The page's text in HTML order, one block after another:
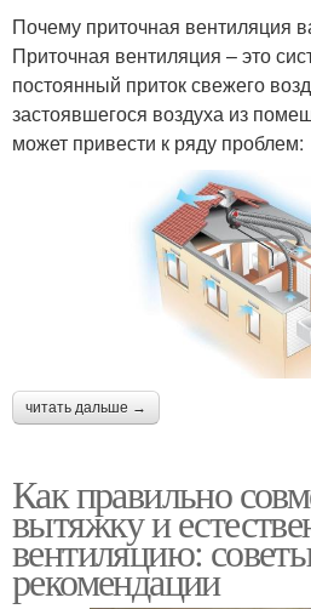
Почему приточная вентиляция
Приточная вентиляция – это
постоянный приток свежего
застоявшегося воздуха из
может привести к ряду проблем:
читать дальше →
Как правильно
вытяжку и
вентиляцию:
рекомендации